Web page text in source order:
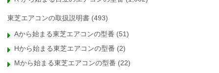
東芝エアコンの取扱説明書 (493)
Aから始まる東芝エアコンの型番 (51)
Hから始まる東芝エアコンの型番 (2)
Mから始まる東芝エアコンの型番 (22)